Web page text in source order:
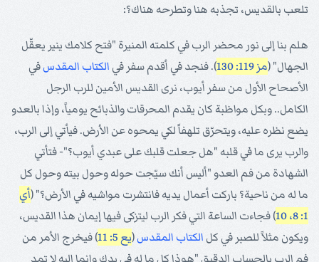
تلعب بالقديس، تجذبه هنا وتطرحه هناك؟:
هلم بنا إلى نور محضر الرب في كلمته المنيرة "فتح كلامك ينير يعقّل
الجهال" (مز 119: 130 ). فنجد في أقدم سفر في الكتاب المقدسفي
الأصحاح الأول من سفر أيوب، نرى القديس الأمين للرب الرجل
الكامل.. وبكل مواظبة كان يقدم المحرقات والذبائح يومياً، وإذا بالعدو
يضع نظره عليه، ويتحرّق تلهفاً لكي يمحوه عن الأرض. فيأتي إلى الرب،
والرب يرى ما في قلبه "هل جعلت قلبك على عبدي أيوب؟"- فتأتي
الشهادة من فم العدو "أليس أنك سيّجت حوله وحول بيته وحول كل
ما له من ناحية؟ باركت أعمال يديه فانتشرت مواشيه في الأرض؟" (أي
1: 8، 10
) فجاءت الساعة التي فكر الرب ليتزكى فيها إيمان هذا القديس،
ويكون مثلاً للصبر في كل الكتاب المقدس(يع 5: 11
) فيخرج الأمر من
فم الرب بالحساب الدقيق "هوذا كل ما له في يدك وإنما إليه لا تمد